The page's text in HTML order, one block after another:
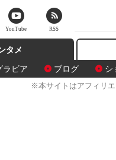
タメ
ラビア
ブログ シ
※本サイトはアフィリ
YouTube RSS